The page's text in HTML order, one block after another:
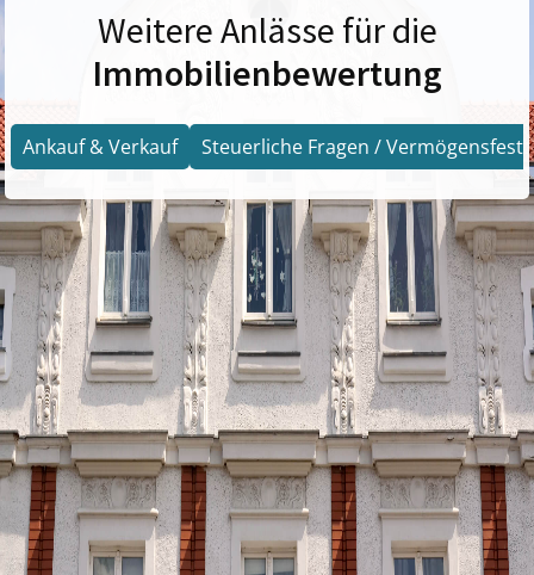
Weitere Anlässe für die
Immobilienbewertung
Ankauf & Verkauf Steuerliche Fragen /